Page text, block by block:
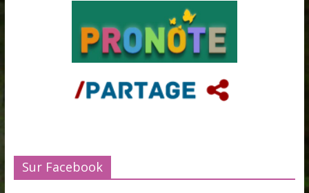
Sur Facebook